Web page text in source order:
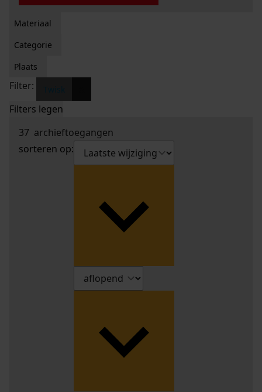
Materiaal
Categorie
Plaats
Filter:
Filters legen
37 archieftoegangen
sorteren op: